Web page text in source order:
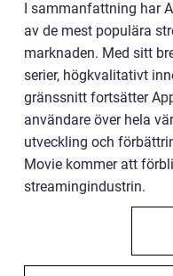
I sammanfattning har
av de mest populära
marknaden. Med sitt
serier, högkvalitativt
gränssnitt fortsätter
användare över hela
utveckling och
Movie kommer att
streamingindustrin.